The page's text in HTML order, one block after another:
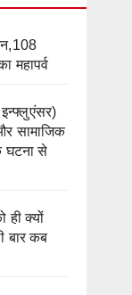
महापर्व
इन्फ्लुएंसर)
सामाजिक
घटना से
ही क्यों
बार कब